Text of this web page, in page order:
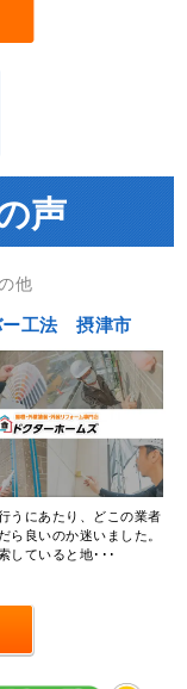
声
他
ー工法 摂津市
うにあたり、どこの業者
ら良いのか迷いました。
していると地･･･